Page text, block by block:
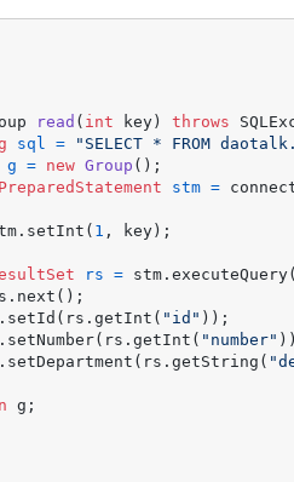
read ( int key) throws
sql =
"SELECT * FROM
g = new Group ();
PreparedStatement stm =
1 , key);
rs =
"id" ));
"number"
g;